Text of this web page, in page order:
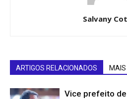
Salvany
ARTIGOS RELACIONADOS MAIS
Vice prefeito de